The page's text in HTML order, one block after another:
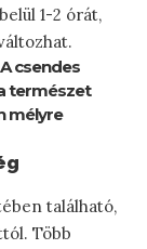
1-2 órát,
csendes
természet
mélyre
található,
Több